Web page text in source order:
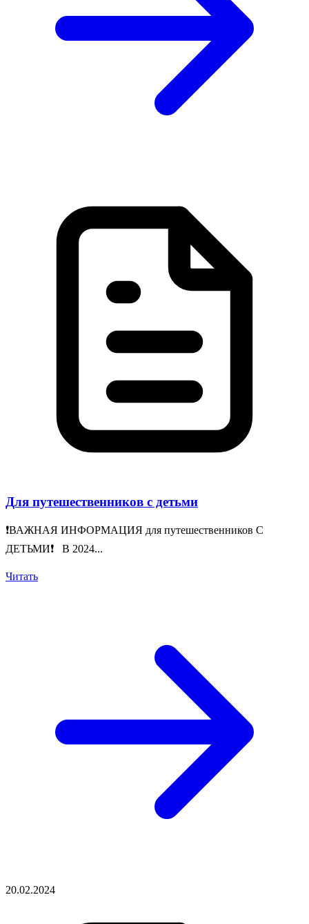
Для путешественников с детьми
❗️ВАЖНАЯ ИНФОРМАЦИЯ для путешественников С
ДЕТЬМИ❗️ В 2024...
Читать
20.02.2024